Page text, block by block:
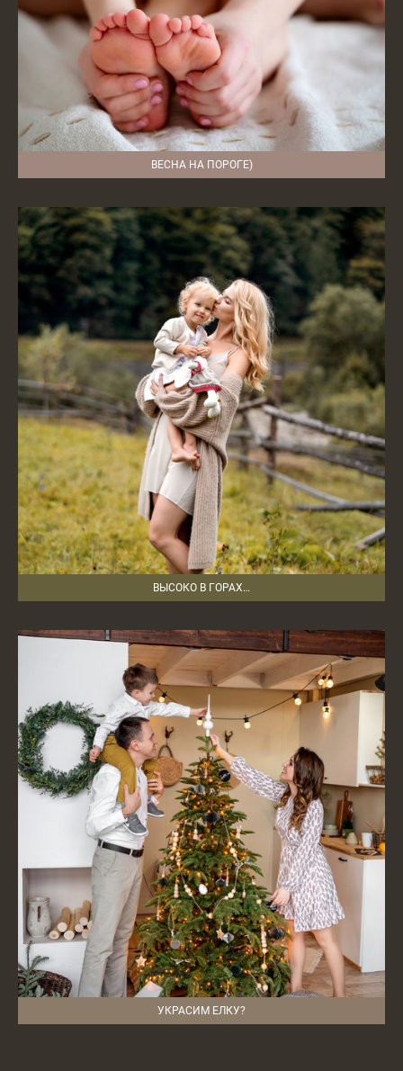
ВЕСНА НА ПОРОГЕ)
ВЫСОКО В ГОРАХ…
УКРАСИМ ЕЛКУ?